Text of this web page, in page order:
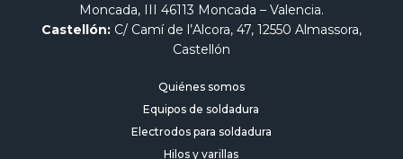
Quiénes somos
Equipos de soldadura
Electrodos para soldadura
Hilos y varillas
Moncada, III 46113 Moncada – Valencia.
Castellón:C/ Camí de l’Alcora, 47, 12550 Almassora,
Castellón